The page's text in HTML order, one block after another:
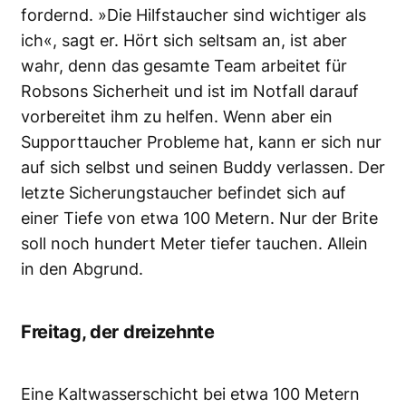
fordernd. »Die Hilfstaucher sind wichtiger als
ich«, sagt er. Hört sich seltsam an, ist aber
wahr, denn das gesamte Team arbeitet für
Robsons Sicherheit und ist im Notfall darauf
vorbereitet ihm zu helfen. Wenn aber ein
Supporttaucher Probleme hat, kann er sich nur
auf sich selbst und seinen Buddy verlassen. Der
letzte Sicherungstaucher befindet sich auf
einer Tiefe von etwa 100 Metern. Nur der Brite
soll noch hundert Meter tiefer tauchen. Allein
in den Abgrund.
Freitag, der dreizehnte
Eine Kaltwasserschicht bei etwa 100 Metern